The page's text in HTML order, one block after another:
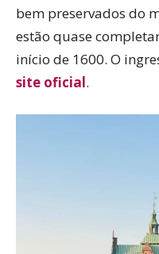
bem preservados do
estão quase
início de 1600. O
site oficial.